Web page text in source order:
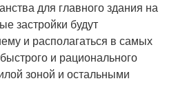
для главного здания на
застройки будут
и располагаться в самых
и рационального
зоной и остальными